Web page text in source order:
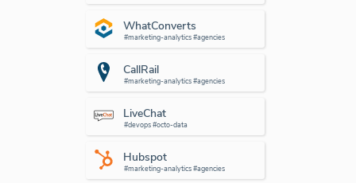
WhatConverts
#marketing-analytics #agencies
CallRail
#marketing-analytics #agencies
LiveChat
#devops #octo-data
Hubspot
#marketing-analytics #agencies